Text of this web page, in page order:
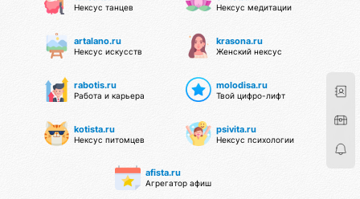
Нексус танцев Нексус медитации
artalano.ru
Нексус искусств
krasona.ru
Женский нексус
rabotis.ru
Работа и карьера
molodisa.ru
Твой цифро-лифт
kotista.ru
Нексус питомцев
psivita.ru
Нексус психологии
afista.ru
Агрегатор афиш